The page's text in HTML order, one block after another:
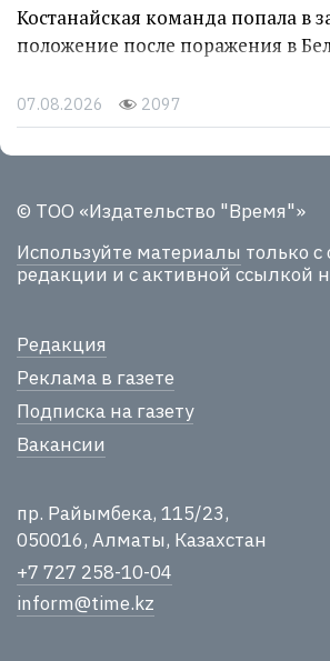
Костанайская команда попала в
положение после поражения в
07.08.2026 2097
© ТОО «Издательство "Время"»
Используйте материалы только с
редакции и с активной ссылкой
Редакция
Реклама в газете
Подписка на газету
Вакансии
пр. Райымбека, 115/23,
050016, Алматы, Казахстан
+7 727 258-10-04
inform@time.kz